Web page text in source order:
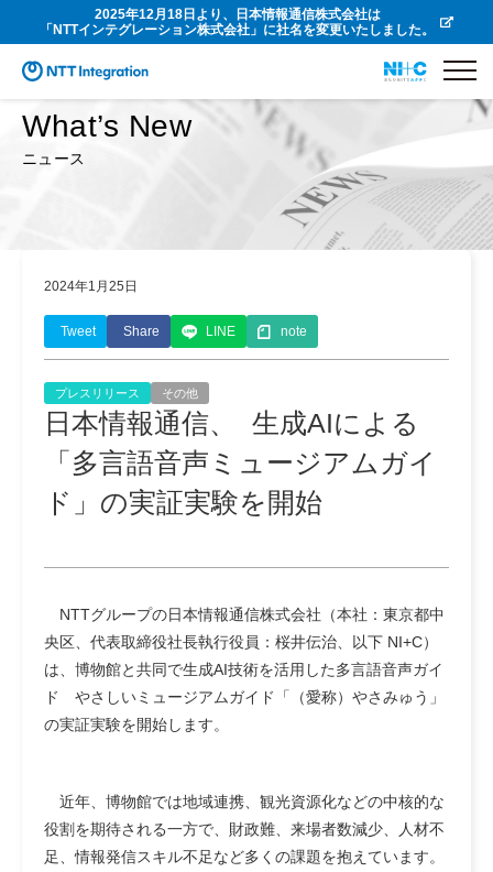
2025年12月18日より、日本情報通信株式会社は
「NTTインテグレーション株式会社」に社名を変更いたしました。
What’s New
ニュース
2024年1月25日
Tweet Share LINE note
プレスリリース その他
日本情報通信、 生成AIによる
「多言語音声ミュージアムガイ
ド」の実証実験を開始
NTTグループの日本情報通信株式会社（本社：東京都中
央区、代表取締役社長執行役員：桜井伝治、以下 NI+C）
は、博物館と共同で生成AI技術を活用した多言語音声ガイ
ド やさしいミュージアムガイド「（愛称）やさみゅう」
の実証実験を開始します。
近年、博物館では地域連携、観光資源化などの中核的な
役割を期待される一方で、財政難、来場者数減少、人材不
足、情報発信スキル不足など多くの課題を抱えています。